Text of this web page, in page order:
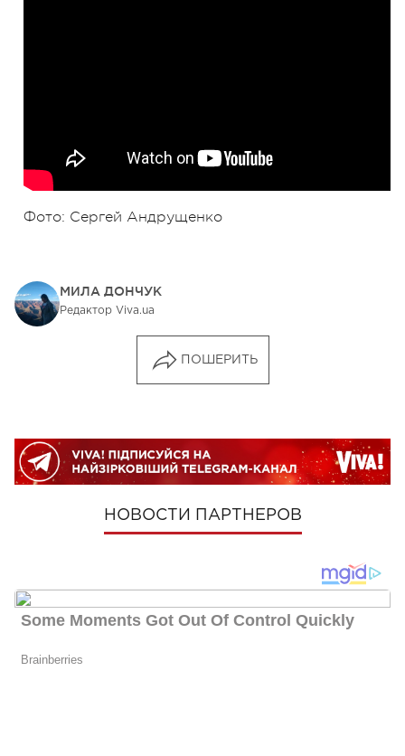
Фото: Сергей Андрущенко
МИЛА ДОНЧУК
Редактор Viva.ua
ПОШЕРИТЬ
НОВОСТИ ПАРТНЕРОВ